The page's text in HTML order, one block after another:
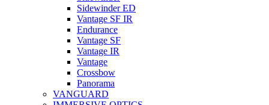
Sidewinder ED
Vantage SF IR
Endurance
Vantage SF
Vantage IR
Vantage
Crossbow
Panorama
VANGUARD